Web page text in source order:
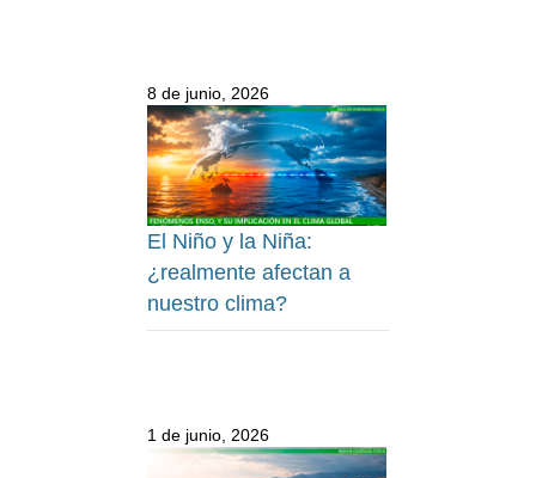
8 de junio, 2026
El Niño y la Niña:
¿realmente afectan a
nuestro clima?
1 de junio, 2026